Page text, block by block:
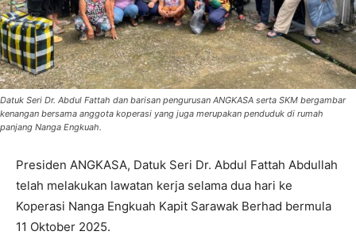
Datuk Seri Dr. Abdul Fattah dan barisan pengurusan ANGKASA serta SKM bergambar
kenangan bersama anggota koperasi yang juga merupakan penduduk di rumah
panjang Nanga Engkuah.
Presiden ANGKASA, Datuk Seri Dr. Abdul Fattah Abdullah
telah melakukan lawatan kerja selama dua hari ke
Koperasi Nanga Engkuah Kapit Sarawak Berhad bermula
11 Oktober 2025.